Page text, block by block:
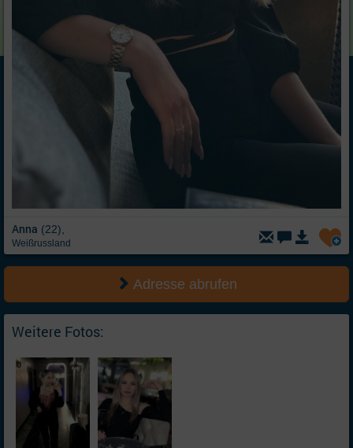
Anna (22),
Weißrussland
Adresse abrufen
Weitere Fotos: